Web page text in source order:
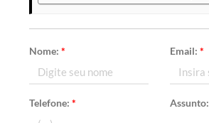
Nome:* Email: *
Telefone:* Assunto: